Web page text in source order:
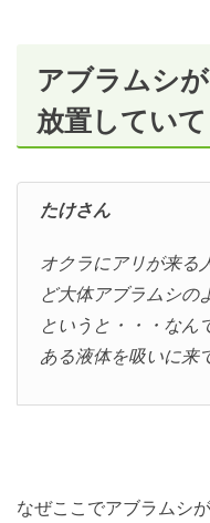
アブラムシ
放置してい
たけさん
オクラにアリが来る
ど大体アブラムシの
というと・・・なん
ある液体を吸いに来
なぜここでアブラムシ